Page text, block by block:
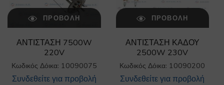
ΠΡΟΒΟΛΉ
ΑΝΤΙΣΤΑΣΗ 7500W
220V
Κωδικός Δόικα: 10090075
Συνδεθείτε για προβολή
ΠΡΟΒΟΛΉ
ΑΝΤΙΣΤΑΣΗ ΚΑΔΟΥ
2500W 230V
Κωδικός Δόικα: 10090200
Συνδεθείτε για προβολή